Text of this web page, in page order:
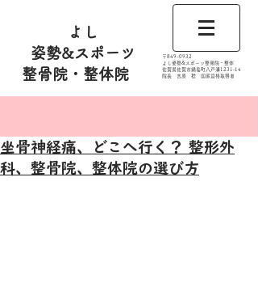
よし
姿勢&スポーツ
整骨院・整体院
​〒849-0932
よし姿勢&スポーツ整骨院・整体
佐賀県佐賀市鍋島町八戸溝1231‐14
​​院長 吉原 稔​ 国家資格取得者
坐骨神経痛、どこへ行く？ 整形外
科、整骨院、整体院の選び方